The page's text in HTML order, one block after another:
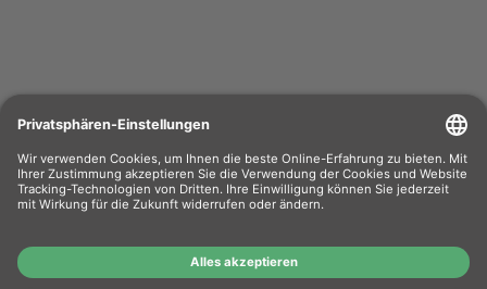
Wiederverkäufer: Das Angebot unseres Web-
Shops richtet sich nicht an Wiederverkäufer.